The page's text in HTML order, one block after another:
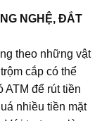
NGHỆ, ĐẮT
theo những vật
cắp có thể
ATM để rút tiền
nhiều tiền mặt